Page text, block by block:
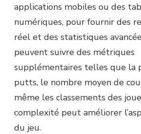
applications mobiles ou des
numériques, pour fournir des
réel et des statistiques
peuvent suivre des métriques
supplémentaires telles que la
putts, le nombre moyen de
même les classements des
complexité peut améliorer
du jeu.